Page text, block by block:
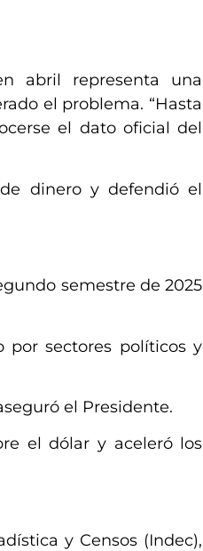
abril representa una
el problema. “Hasta
el dato oficial del
dinero y defendió el
semestre de 2025
por sectores políticos y
el Presidente.
el dólar y aceleró los
y Censos (Indec),